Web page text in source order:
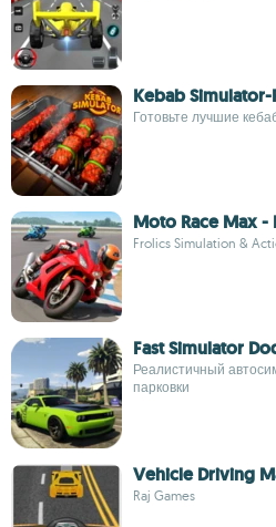
Kebab
Готовьте лучшие
Moto Race Max -
Frolics Simulation &
Fast Simulator
Реалистичный
парковки
Vehicle Driving
Raj Games